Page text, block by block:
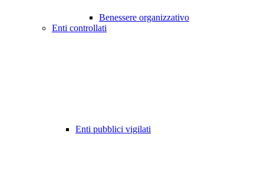
Benessere organizzativo
Enti controllati
Enti pubblici vigilati